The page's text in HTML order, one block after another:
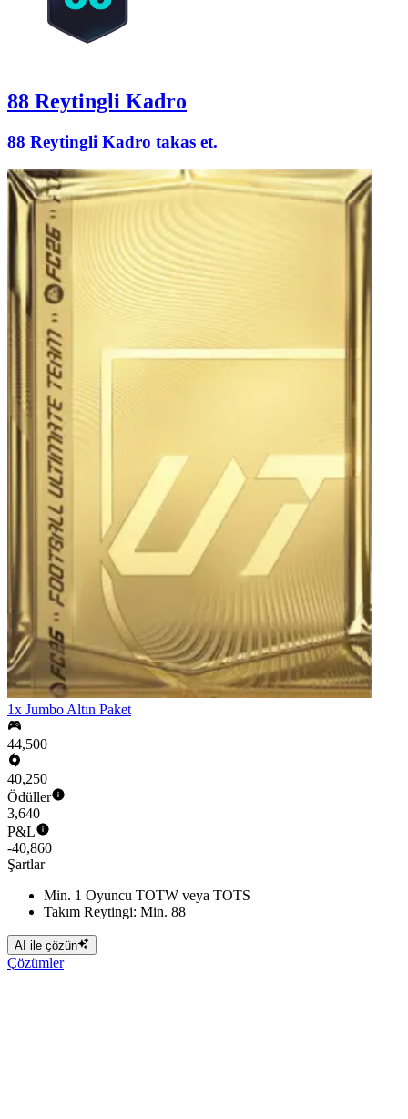
88 Reytingli Kadro
88 Reytingli Kadro takas et.
1x Jumbo Altın Paket
44,500
40,250
Ödüller
3,640
P&L
-40,860
Şartlar
Min. 1 Oyuncu TOTW veya TOTS
Takım Reytingi: Min. 88
AI ile çözün
Çözümler